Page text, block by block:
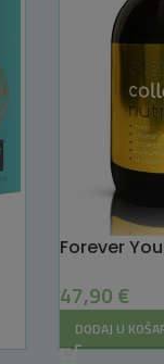
Forever
47,90 €
DODAJ U